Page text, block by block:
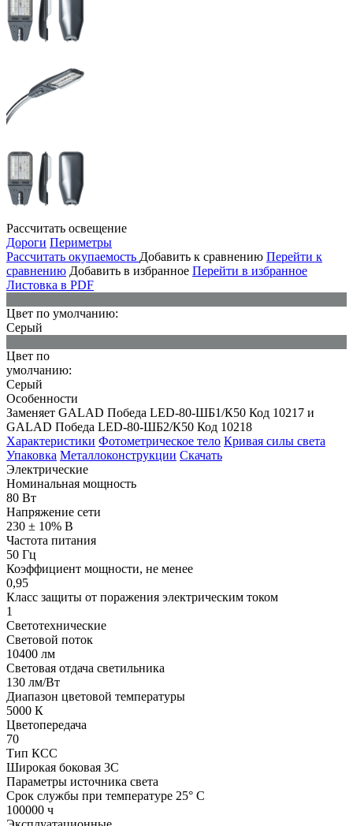
Рассчитать освещение
Дороги Периметры
Рассчитать окупаемость Добавить к сравнению Перейти к
сравнению Добавить в избранное Перейти в избранное
Листовка в PDF
Цвет по умолчанию:
Серый
Цвет по
умолчанию:
Серый
Особенности
Заменяет GALAD Победа LED-80-ШБ1/К50 Код 10217 и
GALAD Победа LED-80-ШБ2/К50 Код 10218
Характеристики Фотометрическое тело Кривая силы света
Упаковка Металлоконструкции Скачать
Электрические
Номинальная мощность
80 Вт
Напряжение сети
230 ± 10% В
Частота питания
50 Гц
Коэффициент мощности, не менее
0,95
Класс защиты от поражения электрическим током
1
Светотехнические
Световой поток
10400 лм
Световая отдача светильника
130 лм/Вт
Диапазон цветовой температуры
5000 К
Цветопередача
70
Тип КСС
Широкая боковая 3С
Параметры источника света
Срок службы при температуре 25° С
100000 ч